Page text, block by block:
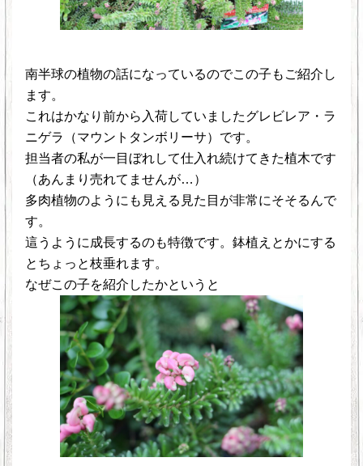
南半球の植物の話になっているのでこの子もご紹介し
ます。
これはかなり前から入荷していましたグレビレア・ラ
ニゲラ（マウントタンボリーサ）です。
担当者の私が一目ぼれして仕入れ続けてきた植木です
（あんまり売れてませんが…）
多肉植物のようにも見える見た目が非常にそそるんで
す。
這うように成長するのも特徴です。鉢植えとかにする
とちょっと枝垂れます。
なぜこの子を紹介したかというと